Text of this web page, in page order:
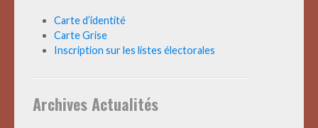
Carte d’identité
Carte Grise
Inscription sur les listes électorales
Archives Actualités